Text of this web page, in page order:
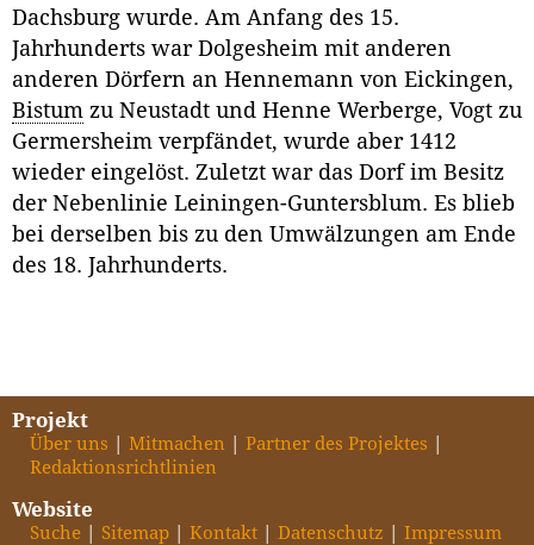
Dachsburg wurde. Am Anfang des 15.
Jahrhunderts war Dolgesheim mit anderen
anderen Dörfern an Hennemann von Eickingen,
Bistum zu Neustadt und Henne Werberge, Vogt zu
Germersheim verpfändet, wurde aber 1412
wieder eingelöst. Zuletzt war das Dorf im Besitz
der Nebenlinie Leiningen-Guntersblum. Es blieb
bei derselben bis zu den Umwälzungen am Ende
des 18. Jahrhunderts.
Projekt
Über uns Mitmachen
Partner des Projektes
Redaktionsrichtlinien
Website
Suche Sitemap Kontakt Datenschutz Impressum